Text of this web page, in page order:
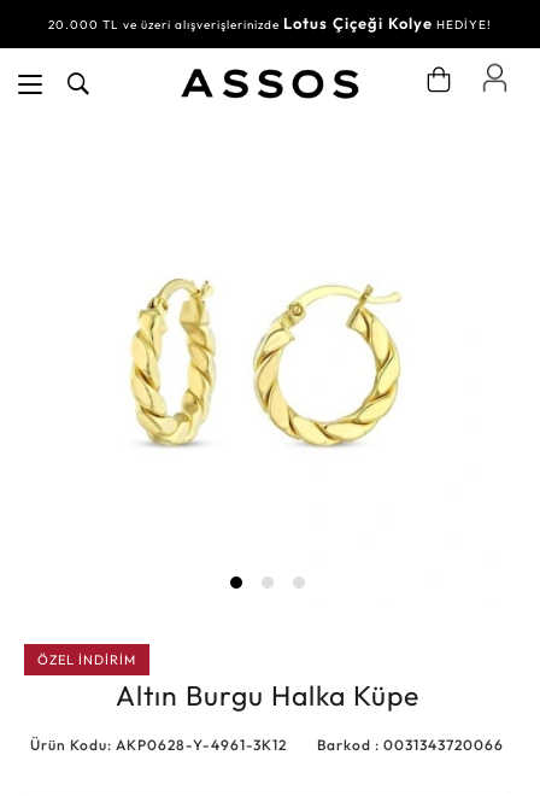
20.000 TL ve üzeri alışverişlerinizde Lotus Çiçeği Kolye HEDİYE!
ÖZEL İNDİRİM
Altın Burgu Halka Küpe
Ürün Kodu: AKP0628-Y-4961-3K12 Barkod : 0031343720066